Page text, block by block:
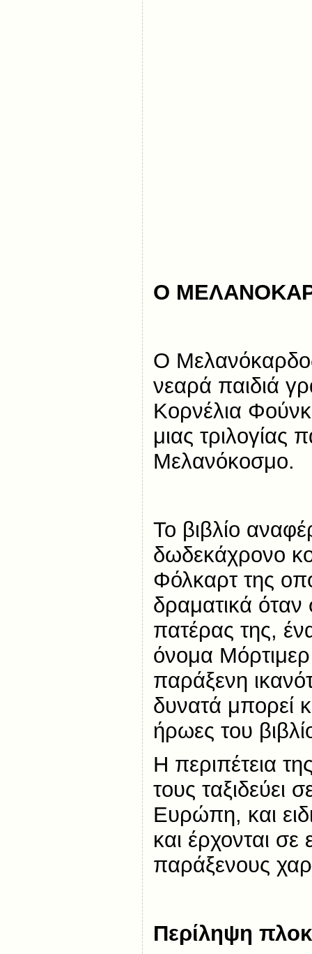
Ο
Ο Μελανόκαρδος
νεαρά παιδιά
Κορνέλια
μιας τριλογίας
Μελανόκοσμο.
Το βιβλίο
δωδεκάχρονο
Φόλκαρτ της
δραματικά όταν
πατέρας της,
όνομα
παράξενη
δυνατά μπορεί
ήρωες του
Η περιπέτεια
τους ταξιδεύει
Ευρώπη, και
και έρχονται
παράξενους
Περίληψη